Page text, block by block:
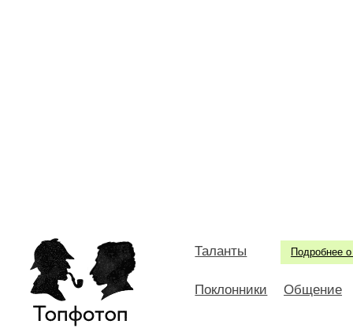
Подробнее о
Таланты
Поклонники Общение